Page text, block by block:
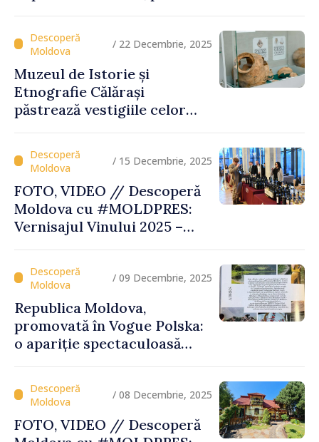
/ 22 Decembrie, 2025
Muzeul de Istorie și
Etnografie Călărași
păstrează vestigiile celor
/ 15 Decembrie, 2025
FOTO, VIDEO // Descoperă
Moldova cu #MOLDPRES:
Vernisajul Vinului 2025 –
semnul Vinului Moldovei
/ 09 Decembrie, 2025
Republica Moldova,
promovată în Vogue Polska:
o apariție spectaculoasă
/ 08 Decembrie, 2025
FOTO, VIDEO // Descoperă